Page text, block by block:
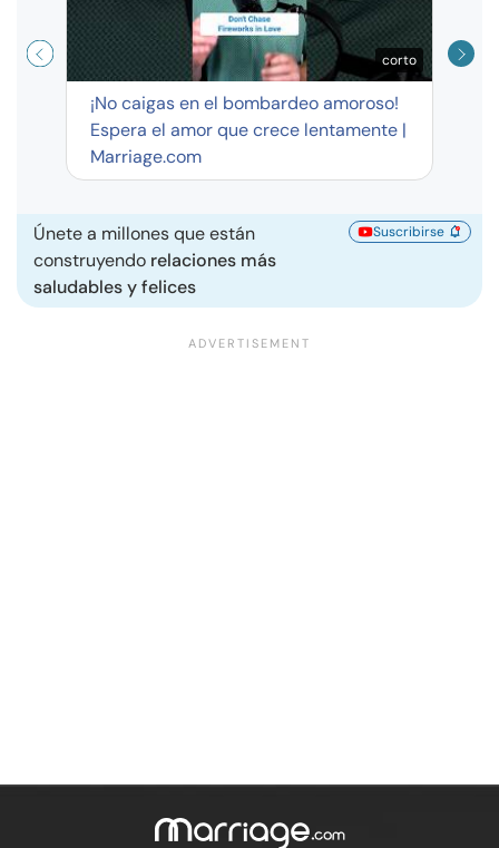
corto
¡No caigas en el bombardeo amoroso!
Espera el amor que crece lentamente |
Marriage.com
Únete a millones que están
construyendo relaciones más
saludables y felices
Suscribirse